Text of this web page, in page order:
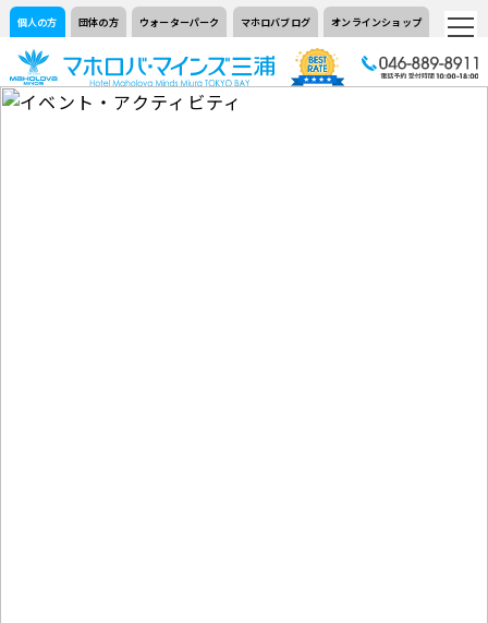
個人の方 団体の方 ウォーターパーク マホロバブログ オンラインショップ